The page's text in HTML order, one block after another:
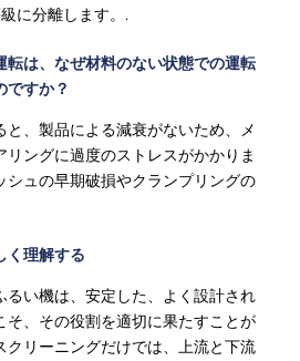
に分離します。.
は、なぜ材料のない状態での運転
ですか？
と、製品による減衰がないため、メ
リングに過度のストレスがかかりま
シュの早期破損やクランプリングの
く理解する
るい機は、安定した、よく設計され
そ、その役割を適切に果たすことが
クリーニングだけでは、上流と下流